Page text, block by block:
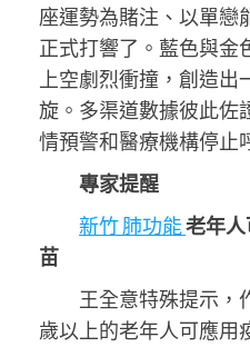
座運勢為賭注、以單戀
正式打響了。藍色與金
上空劇烈衝撞，創造出
旋。多渠道數據彼此佐
情預警和醫療機構停止
專家提醒
新竹 肺功能老年
苗
王全意特殊提示，
歲以上的老年人可應用